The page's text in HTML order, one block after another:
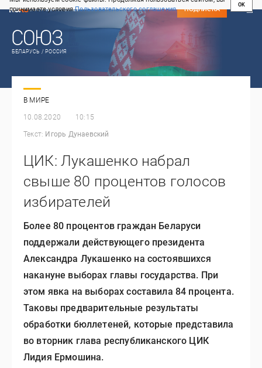
принимаете условияПользовательского соглашения
OK
СВЕЖИЙ НОМЕР
ПОДПИСКА
БЕЛАРУСЬ / РОССИЯ
В МИРЕ
10.08.2020 10:15
Текст: Игорь Дунаевский
ЦИК: Лукашенко набрал
свыше 80 процентов голосов
избирателей
Более 80 процентов граждан Беларуси
поддержали действующего президента
Александра Лукашенко на состоявшихся
накануне выборах главы государства. При
этом явка на выборах составила 84 процента.
Таковы предварительные результаты
обработки бюллетеней, которые представила
во вторник глава республиканского ЦИК
Лидия Ермошина.